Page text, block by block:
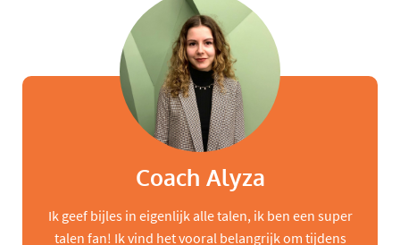
Coach Alyza
Ik geef bijles in eigenlijk alle talen, ik ben een super
talen fan! Ik vind het vooral belangrijk om tijdens